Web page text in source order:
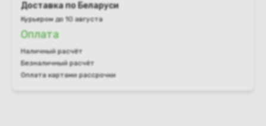
Доставка по Беларуси
Курьером до 10 августа
Оплата
Наличный расчёт
Безналичный расчёт
Оплата картами рассрочки